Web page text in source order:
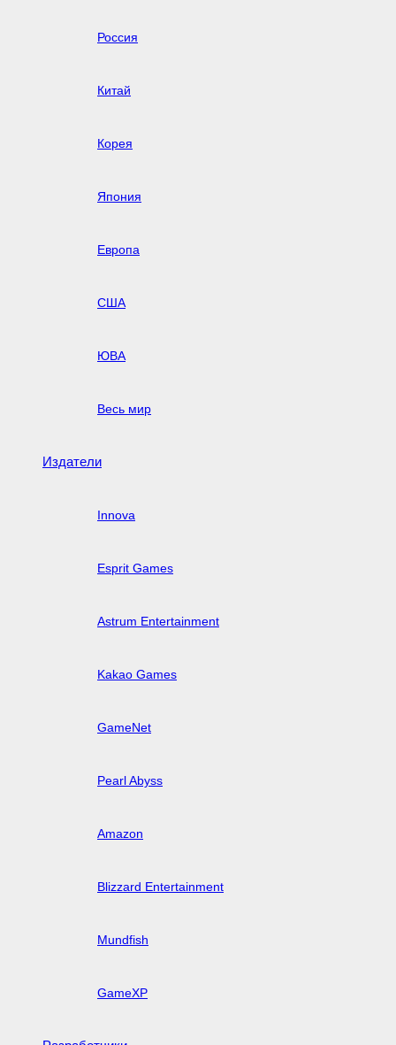
Россия
Китай
Корея
Япония
Европа
США
ЮВА
Весь мир
Издатели
Innova
Esprit Games
Astrum Entertainment
Kakao Games
GameNet
Pearl Abyss
Amazon
Blizzard Entertainment
Mundfish
GameXP